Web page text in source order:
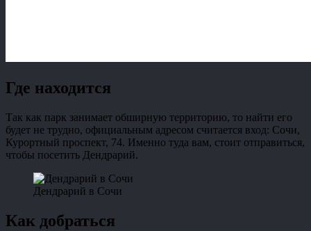
Где находится
Так как парк занимает обширную территорию, то найти его
будет не трудно, официальным адресом считается вход: Сочи,
Курортный проспект, 74. Именно туда вам, стоит отправиться,
чтобы посетить Дендрарий.
Дендрарий в Сочи
Как добраться